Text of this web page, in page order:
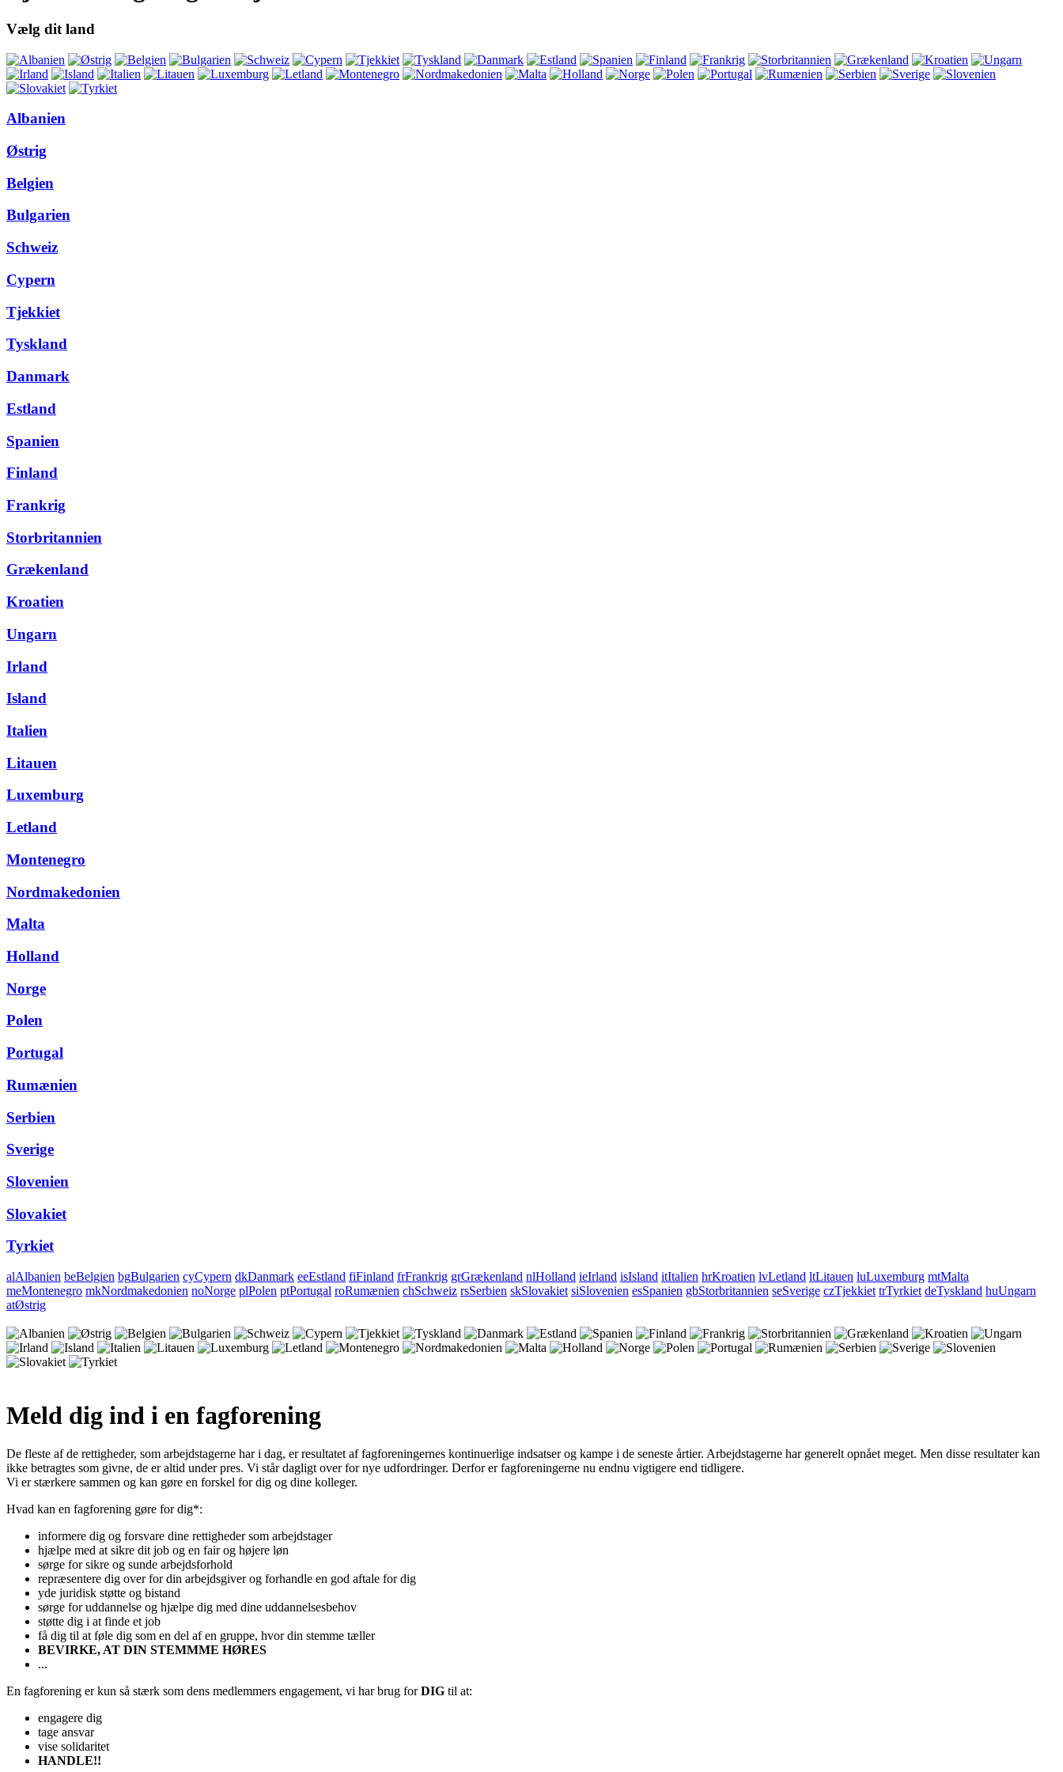
Vælg dit land
Albanien
Østrig
Belgien
Bulgarien
Schweiz
Cypern
Tjekkiet
Tyskland
Danmark
Estland
Spanien
Finland
Frankrig
Storbritannien
Grækenland
Kroatien
Ungarn
Irland
Island
Italien
Litauen
Luxemburg
Letland
Montenegro
Nordmakedonien
Malta
Holland
Norge
Polen
Portugal
Rumænien
Serbien
Sverige
Slovenien
Slovakiet
Tyrkiet
alAlbanien beBelgien bgBulgarien cyCypern dkDanmark eeEstland fiFinland frFrankrig grGrækenland nlHolland ieIrland isIsland itItalien hrKroatien lvLetland ltLitauen luLuxemburg mtMalta
meMontenegro mkNordmakedonien noNorge plPolen ptPortugal roRumænien chSchweiz rsSerbien skSlovakiet siSlovenien esSpanien gbStorbritannien seSverige czTjekkiet trTyrkiet deTyskland huUngarn
atØstrig
Meld dig ind i en fagforening
De fleste af de rettigheder, som arbejdstagerne har i dag, er resultatet af fagforeningernes kontinuerlige indsatser og kampe i de seneste årtier. Arbejdstagerne har generelt opnået meget. Men disse resultater kan
ikke betragtes som givne, de er altid under pres. Vi står dagligt over for nye udfordringer. Derfor er fagforeningerne nu endnu vigtigere end tidligere.
Vi er stærkere sammen og kan gøre en forskel for dig og dine kolleger.
Hvad kan en fagforening gøre for dig*:
informere dig og forsvare dine rettigheder som arbejdstager
hjælpe med at sikre dit job og en fair og højere løn
sørge for sikre og sunde arbejdsforhold
repræsentere dig over for din arbejdsgiver og forhandle en god aftale for dig
yde juridisk støtte og bistand
sørge for uddannelse og hjælpe dig med dine uddannelsesbehov
støtte dig i at finde et job
få dig til at føle dig som en del af en gruppe, hvor din stemme tæller
BEVIRKE, AT DIN STEMMME HØRES
...
En fagforening er kun så stærk som dens medlemmers engagement, vi har brug forDIG til at:
engagere dig
tage ansvar
vise solidaritet
HANDLE!!